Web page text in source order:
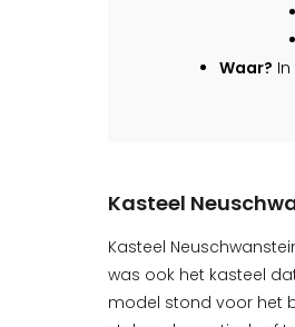
Waar?
Kasteel
Kasteel
was ook het kasteel
model stond voor het